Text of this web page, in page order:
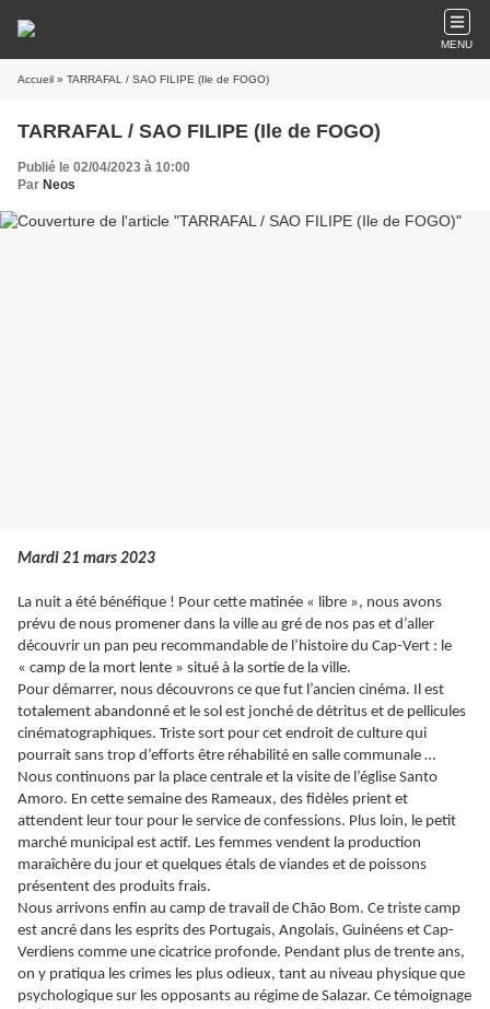
MENU
Accueil » TARRAFAL / SAO FILIPE (Ile de FOGO)
TARRAFAL / SAO FILIPE (Ile de FOGO)
Publié le 02/04/2023 à 10:00
Par Neos
Mardi 21 mars 2023
La nuit a été bénéfique ! Pour cette matinée « libre », nous avons
prévu de nous promener dans la ville au gré de nos pas et d’aller
découvrir un pan peu recommandable de l’histoire du Cap-Vert : le
« camp de la mort lente » situé à la sortie de la ville.
Pour démarrer, nous découvrons ce que fut l’ancien cinéma. Il est
totalement abandonné et le sol est jonché de détritus et de pellicules
cinématographiques. Triste sort pour cet endroit de culture qui
pourrait sans trop d’efforts être réhabilité en salle communale …
Nous continuons par la place centrale et la visite de l’église Santo
Amoro. En cette semaine des Rameaux, des fidèles prient et
attendent leur tour pour le service de confessions. Plus loin, le petit
marché municipal est actif. Les femmes vendent la production
maraîchère du jour et quelques étals de viandes et de poissons
présentent des produits frais.
Nous arrivons enfin au camp de travail de Chão Bom. Ce triste camp
est ancré dans les esprits des Portugais, Angolais, Guinéens et Cap-
Verdiens comme une cicatrice profonde. Pendant plus de trente ans,
on y pratiqua les crimes les plus odieux, tant au niveau physique que
psychologique sur les opposants au régime de Salazar. Ce témoignage